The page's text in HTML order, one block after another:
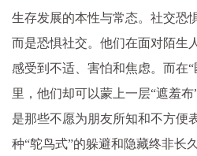
生存发展的本性与常态。社交恐
而是恐惧社交。他们在面对陌生
感受到不适、害怕和焦虑。而在
里，他们却可以蒙上一层“遮羞
是那些不愿为朋友所知和不方便
种“鸵鸟式”的躲避和隐藏终非长